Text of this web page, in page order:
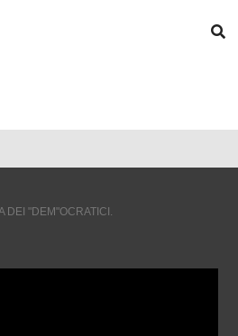
DEI "DEM"OCRATICI.